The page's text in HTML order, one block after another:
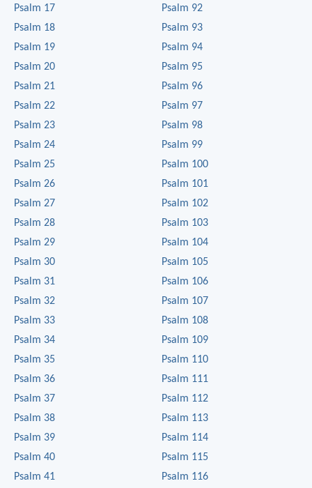
Psalm 17
Psalm 18
Psalm 19
Psalm 20
Psalm 21
Psalm 22
Psalm 23
Psalm 24
Psalm 25
Psalm 26
Psalm 27
Psalm 28
Psalm 29
Psalm 30
Psalm 31
Psalm 32
Psalm 33
Psalm 34
Psalm 35
Psalm 36
Psalm 37
Psalm 38
Psalm 39
Psalm 40
Psalm 41
Psalm 92
Psalm 93
Psalm 94
Psalm 95
Psalm 96
Psalm 97
Psalm 98
Psalm 99
Psalm 100
Psalm 101
Psalm 102
Psalm 103
Psalm 104
Psalm 105
Psalm 106
Psalm 107
Psalm 108
Psalm 109
Psalm 110
Psalm 111
Psalm 112
Psalm 113
Psalm 114
Psalm 115
Psalm 116